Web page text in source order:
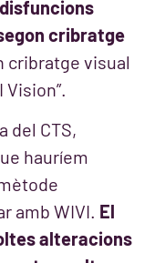
cribratge
cribratge visual
del CTS,
hauríem
amb WIVI. El
alteracions